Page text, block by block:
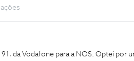
da Vodafone para a NOS. Optei por